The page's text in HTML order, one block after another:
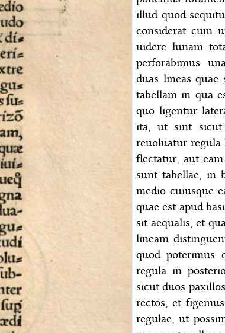
illud quod
considerat cum
uidere lunam
perforabimus
duas lineas
tabellam in qua
quo ligentur
ita, ut sint sicut
reuoluatur regula
flectatur, aut
sunt tabellae, in
medio cuiusque
quae est apud
sit aequalis, et
lineam
quod poterimus
regula in
sicut duos
rectos, et
regulae, ut